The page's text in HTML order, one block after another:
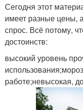
Сегодня этот
имеет разные цены,
спрос. Всё потому,
достоинств:
высокий уровень
работе;невысокая,